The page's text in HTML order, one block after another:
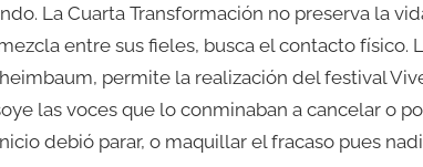
La Cuarta Transformación no preserva la
entre sus fieles, busca el contacto físico.
permite la realización del festival
las voces que lo conminaban a cancelar o
debió parar, o maquillar el fracaso pues